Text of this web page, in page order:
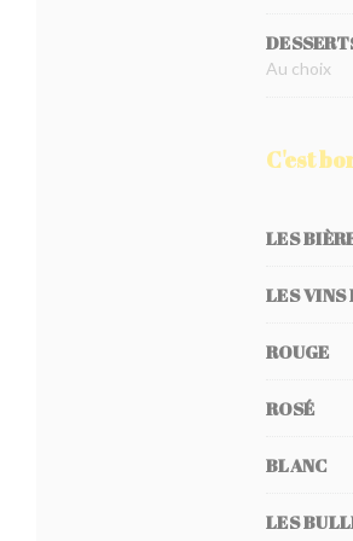
Au choix
C'est
LES
LES VINS
ROUGE
ROSÉ
BLANC
LES